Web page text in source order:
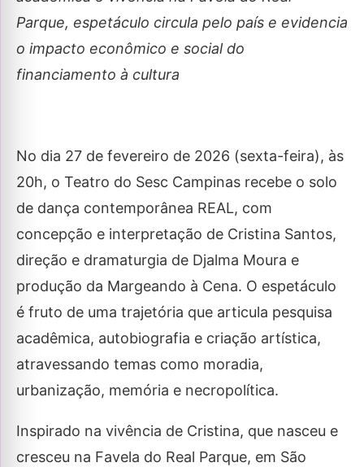
Parque, espetáculo circula pelo país e evidencia
o impacto econômico e social do
financiamento à cultura
No dia 27 de fevereiro de 2026 (sexta-feira), às
20h, o Teatro do Sesc Campinas recebe o solo
de dança contemporânea REAL, com
concepção e interpretação de Cristina Santos,
direção e dramaturgia de Djalma Moura e
produção da Margeando à Cena. O espetáculo
é fruto de uma trajetória que articula pesquisa
acadêmica, autobiografia e criação artística,
atravessando temas como moradia,
urbanização, memória e necropolítica.
Inspirado na vivência de Cristina, que nasceu e
cresceu na Favela do Real Parque, em São